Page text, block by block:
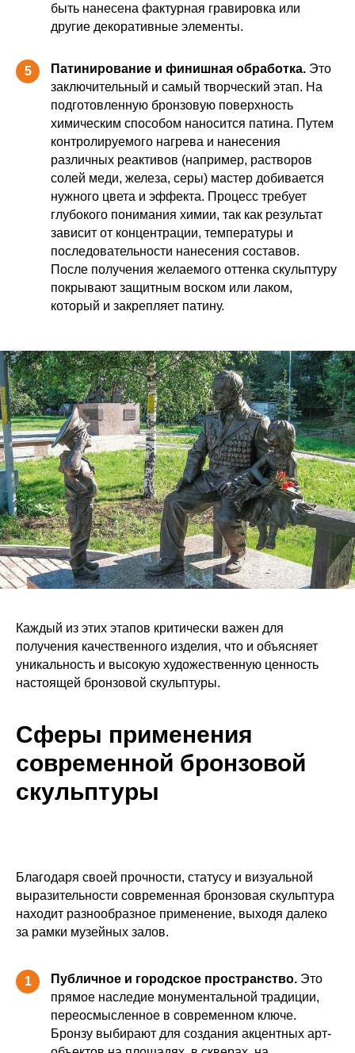
быть нанесена фактурная гравировка или
другие декоративные элементы.
5 Патинирование и финишная обработка. Это
заключительный и самый творческий этап. На
подготовленную бронзовую поверхность
химическим способом наносится патина. Путем
контролируемого нагрева и нанесения
различных реактивов (например, растворов
солей меди, железа, серы) мастер добивается
нужного цвета и эффекта. Процесс требует
глубокого понимания химии, так как результат
зависит от концентрации, температуры и
последовательности нанесения составов.
После получения желаемого оттенка скульптуру
покрывают защитным воском или лаком,
который и закрепляет патину.
Каждый из этих этапов критически важен для
получения качественного изделия, что и объясняет
уникальность и высокую художественную ценность
настоящей бронзовой скульптуры.
Сферы применения
современной бронзовой
скульптуры
Благодаря своей прочности, статусу и визуальной
выразительности современная бронзовая скульптура
находит разнообразное применение, выходя далеко
за рамки музейных залов.
1 Публичное и городское пространство. Это
прямое наследие монументальной традиции,
переосмысленное в современном ключе.
Бронзу выбирают для создания акцентных арт-